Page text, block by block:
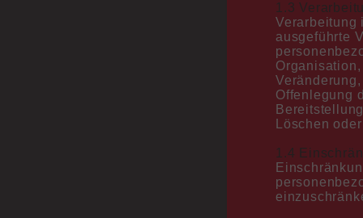
1.3
Verarbeitung
ausgeführte
Offenlegung
Löschen
1.4